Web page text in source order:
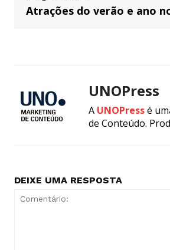
Atrações do verão e ano
UNOPress
A UNOPressé
de Conteúdo.
DEIXE UMA RESPOSTA